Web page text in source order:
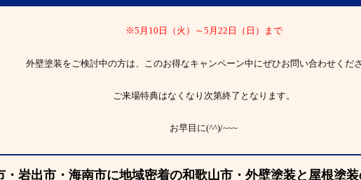
※5月10日（火）～5月22日（日）まで
外壁塗装をご検討中の方は、このお得なキャンペーン中にぜひお問い合わせくだ
ご来場特典はなくなり次第終了となります。
お早目に(^^)/~~~
・岩出市・海南市に地域密着の和歌山市・外壁塗装と屋根塗